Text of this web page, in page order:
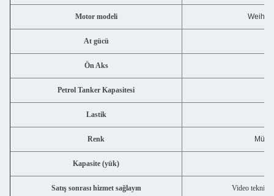
Motor modeli Weihai
At gücü
Ön Aks
Petrol Tanker Kapasitesi
Lastik
Renk
Kapasite (yük)
Satış sonrası hizmet sağlayın Video teknik